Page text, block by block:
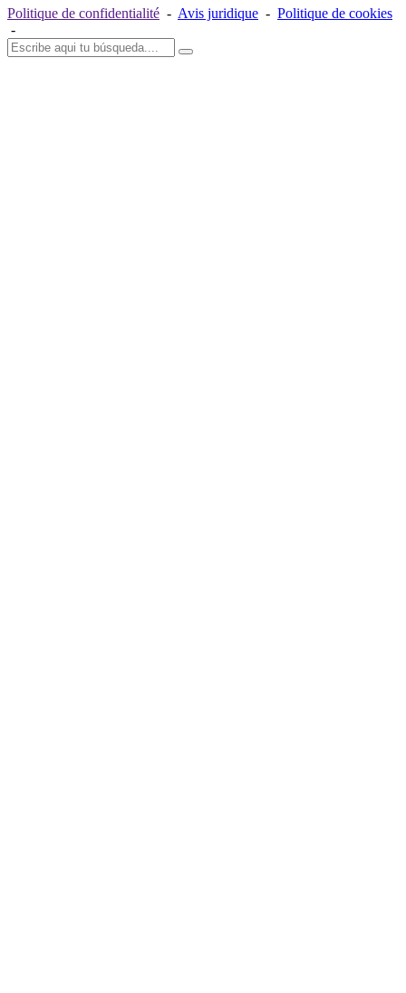
Politique de confidentialité - Avis juridique - Politique de cookies
-